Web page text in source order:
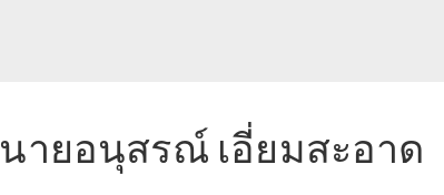
นายอนุสรณ์ เอี่ยมสะอาด